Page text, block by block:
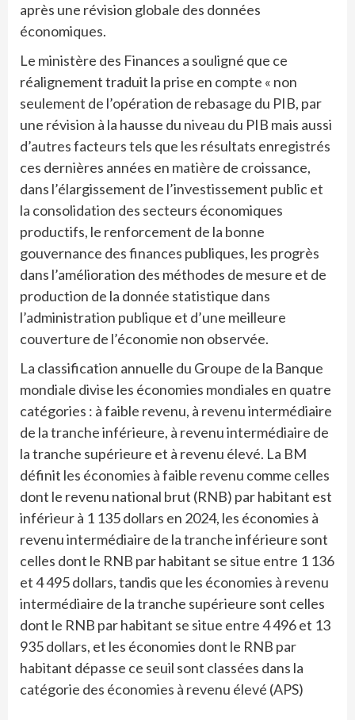
après une révision globale des données
économiques.
Le ministère des Finances a souligné que ce
réalignement traduit la prise en compte « non
seulement de l’opération de rebasage du PIB, par
une révision à la hausse du niveau du PIB mais aussi
d’autres facteurs tels que les résultats enregistrés
ces dernières années en matière de croissance,
dans l’élargissement de l’investissement public et
la consolidation des secteurs économiques
productifs, le renforcement de la bonne
gouvernance des finances publiques, les progrès
dans l’amélioration des méthodes de mesure et de
production de la donnée statistique dans
l’administration publique et d’une meilleure
couverture de l’économie non observée.
La classification annuelle du Groupe de la Banque
mondiale divise les économies mondiales en quatre
catégories : à faible revenu, à revenu intermédiaire
de la tranche inférieure, à revenu intermédiaire de
la tranche supérieure et à revenu élevé. La BM
définit les économies à faible revenu comme celles
dont le revenu national brut (RNB) par habitant est
inférieur à 1 135 dollars en 2024, les économies à
revenu intermédiaire de la tranche inférieure sont
celles dont le RNB par habitant se situe entre 1 136
et 4 495 dollars, tandis que les économies à revenu
intermédiaire de la tranche supérieure sont celles
dont le RNB par habitant se situe entre 4 496 et 13
935 dollars, et les économies dont le RNB par
habitant dépasse ce seuil sont classées dans la
catégorie des économies à revenu élevé (APS)